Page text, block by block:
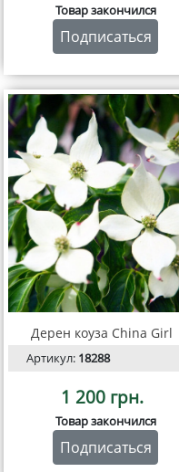
Товар закончился
Подписаться
Дерен коуза China Girl
Артикул: 18288
1 200 грн.
Товар закончился
Подписаться